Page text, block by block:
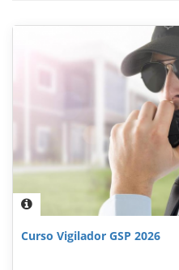
Curso Vigilador GSP 2026